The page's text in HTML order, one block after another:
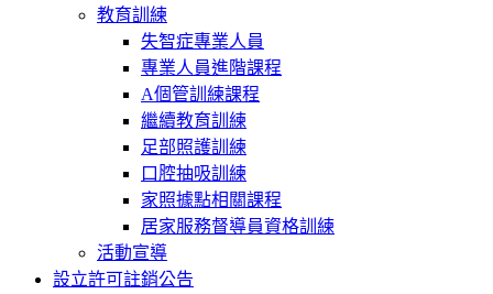
教育訓練
失智症專業人員
專業人員進階課程
A個管訓練課程
繼續教育訓練
足部照護訓練
口腔抽吸訓練
家照據點相關課程
居家服務督導員資格訓練
活動宣導
設立許可註銷公告